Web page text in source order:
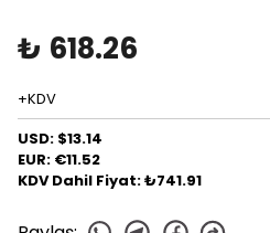
₺ 618.26
+KDV
USD: $13.14
EUR: €11.52
KDV Dahil Fiyat: ₺741.91